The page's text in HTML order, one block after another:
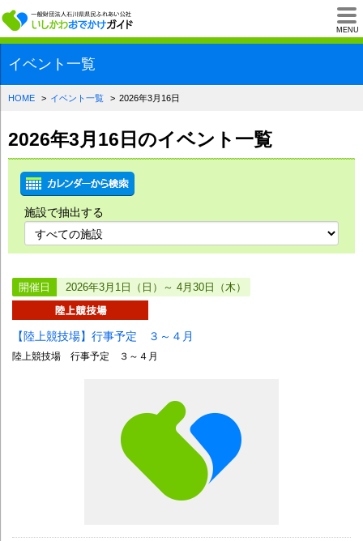
MENU
一般財団法人石川
イベント一覧
HOME イベント一覧 2026年3月16日
2026年3月16日のイベント一覧
施設で抽出する
開催日 2026年3月1日（日）～ 4月30日（木）
【陸上競技場】行事予定 ３～４月
陸上競技場 行事予定 ３～４月